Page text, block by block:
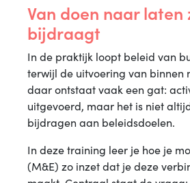
Van doen naar laten
bijdraagt
In de praktijk loopt beleid van
terwijl de uitvoering van binnen
daar ontstaat vaak een gat:
uitgevoerd, maar het is niet
bijdragen aan beleidsdoelen.
In deze training leer je hoe je
(M&E) zo inzet dat je deze